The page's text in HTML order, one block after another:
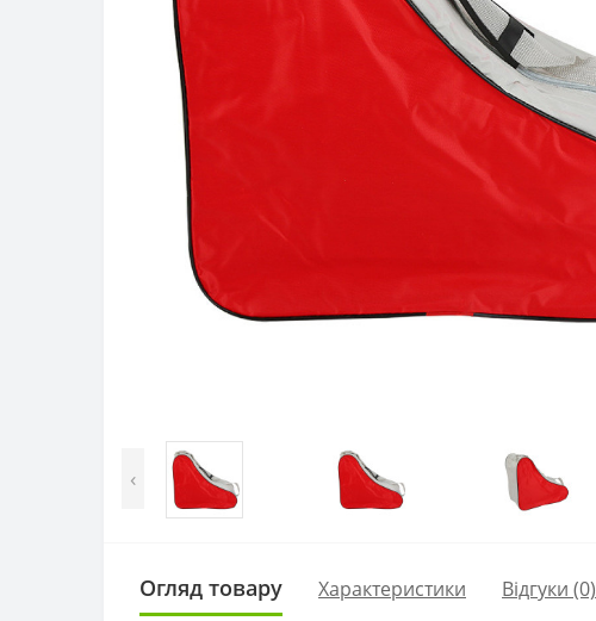
‹
Огляд товару Характеристики Відгуки (0)